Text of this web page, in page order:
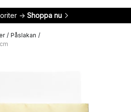
→ Shoppa nu
/ Påslakan /